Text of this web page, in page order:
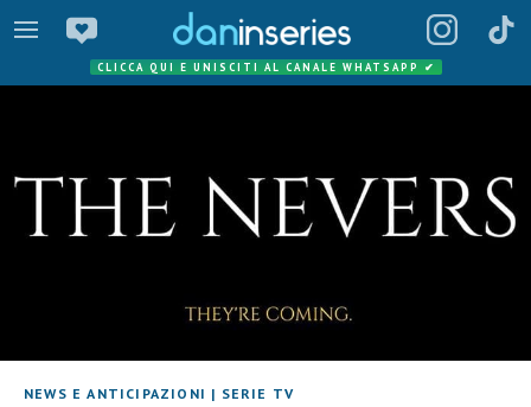
CLICCA QUI E UNISCITI AL CANALE WHATSAPP ✔
NEWS E ANTICIPAZIONI | SERIE TV